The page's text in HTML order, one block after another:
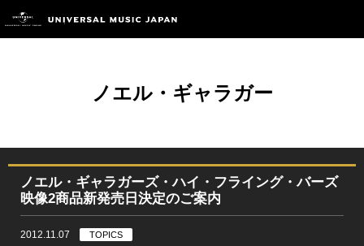
ノエル・ギャラガー
ノエル・ギャラガーズ・ハイ・フライング・バーズ
映像2商品新発売日決定のご案内
2012.11.07 TOPICS